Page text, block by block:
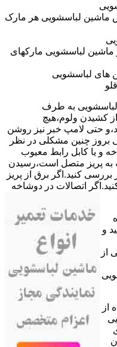
ماشین لباسشویی هر مارک
لباسشویی مارکهای
های لباسشویی
لباسشویی به طرف
ﮐﺸﯿﺪن وﻟﻮم،ﻫﯿﭻ
حتی ﻻﻣﭗ ﺧﺒﺮ ﻧﯿﺰ روﺷﻦ
بروز چنین مشکلی در نظر
ﭘﺮﯾﺰ ﺑﺮق ﻧﺪارد.۲٫ دوﺷﺎﺧﻪ و ﯾﺎ ﮐﺎﺑﻞ راﺑﻂ ﻣﻌﯿﻮب
ﺑﻪ ﭘﺮﯾﺰ ﻣﺘﺼﻞ اﺳﺖ،رﺳﯿﺪن
ﮐﻨﯿﺪ.اﮔﺮ ﺑﺮق از ﭘﺮﯾﺰ
اﺗﺼﺎﻻت در دوشاخه
و
از
از